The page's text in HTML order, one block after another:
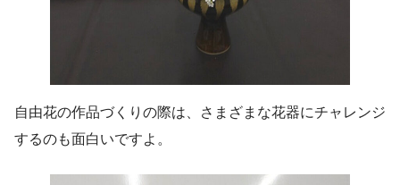
自由花の作品づくりの際は、さまざまな花器にチャレンジ
するのも面白いですよ。